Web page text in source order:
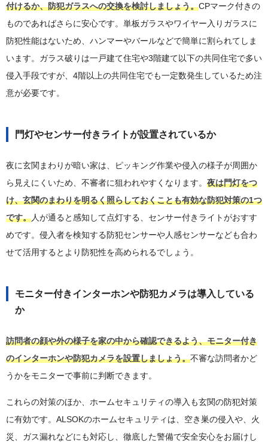
付けるか、防犯ガラスへの交換を検討しましょう。CPマーク付きの
ものであればさらに安心です。単板ガラスやワイヤー入りガラスに
防犯性能はないため、ハンマーやバールなどで簡単に割られてしま
います。ガラス破りは一戸建て住宅や3階建て以下の共同住宅で多い
侵入手段ですが、4階以上の共同住宅でも一定数発生しているため注
意が必要です。
門灯やセンサー付きライトが設置されているか
夜に玄関まわりが暗い家は、ピッキング作業や侵入の様子が周囲か
ら見えにくいため、不審者に狙われやすくなります。 夜は門灯をつ
け、玄関のまわりを明るく照らしておくことも有効な防犯対策の1つ
です。人が通ると感知して点灯する、センサー付きライトがおすす
めです。侵入者を検知する防犯センサーや人感センサーなども合わ
せて活用するとより防犯性を高められるでしょう。
モニター付きインターホンや防犯カメラは導入している
か
訪問者の顔や外の様子を家の中から確認できるよう、モニター付き
のインターホンや防犯カメラを設置しましょう。不審な訪問者かど
うかをモニターで事前に判断できます。
これらの対策のほか、ホームセキュリティの導入も玄関の防犯対策
に有効です。ALSOKのホームセキュリティは、空き巣の侵入や、火
災、ガス漏れなどにも対応し、徹底した警備で安全安心をお届けし